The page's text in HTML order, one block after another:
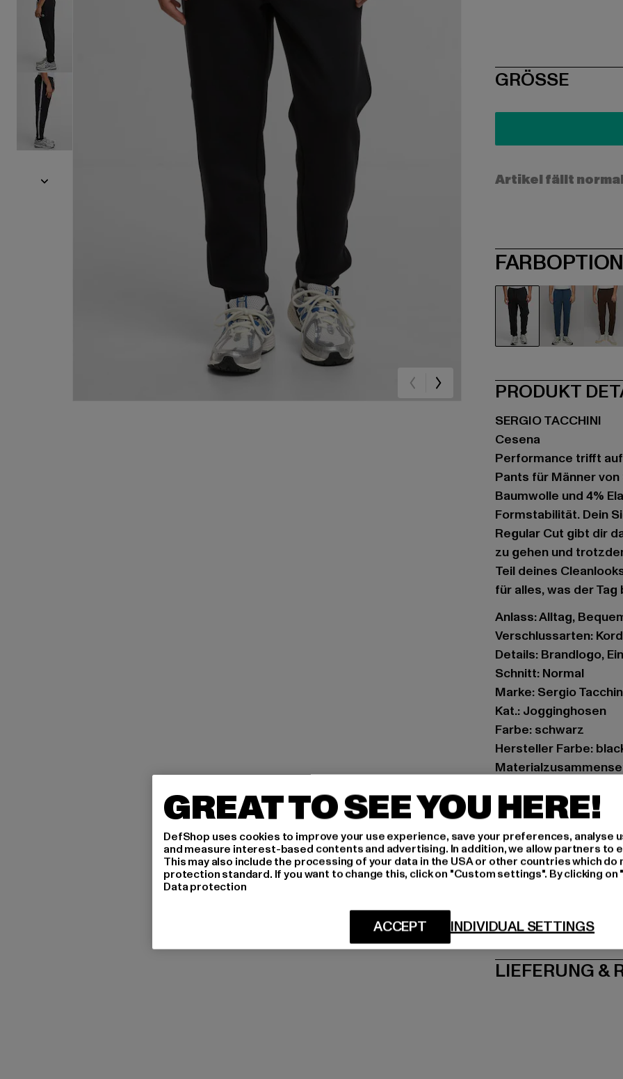
SIZE
GRÖSSE
Artikel fällt
PRODUKT
SERGIO TACCHINI
Cesena
Performance trifft
Pants für Männer
Baumwolle und 4%
Formstabilität. Dein
Regular Cut gibt dir
zu gehen und
Teil deines
für alles, was der Tag
Anlass: Alltag,
Verschlussarten:
Details: Brandlogo,
Schnitt: Normal
Marke: Sergio
Kat.: Jogginghosen
Farbe: schwarz
Hersteller Farbe:
Art.Nr: ST41172-00826
Hersteller: Movin
RN8 Quartier
LIEFERUNG &
GREAT TO SEE YOU HERE!
DefShop uses cookies to improve your use experience, save your preferences, analyse
and measure interest-based contents and advertising. In addition, we allow partners to
This may also include the processing of your data in the USA or other countries which do
protection standard. If you want to change this, click on "Custom settings". By clicking
Data protection
INDIVIDUAL SETTINGS
ACCEPT